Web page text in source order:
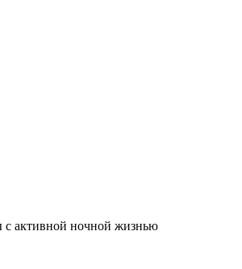
с активной ночной жизнью